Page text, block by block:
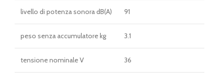
livello di potenza sonora dB(A) 91
peso senza accumulatore kg 3.1
tensione nominale V 36